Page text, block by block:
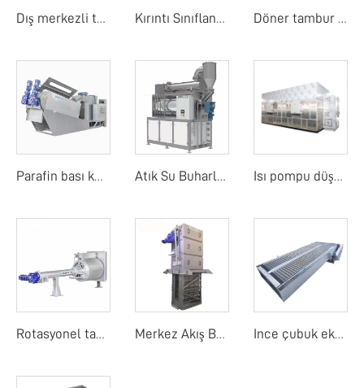
Dış merkezli tambur ekranı Kırıntı Sınıflandırıcı Döner tambur bant filtre basıncı
Parafin bası kurutucu Atık Su Buharlaştırıcı Isı pompu düşük sıcaklık bant kurutma makinesi
Rotasyonel tambur detay ekranı Merkez Akış Bant Ekranı Ince çubuk ekranı